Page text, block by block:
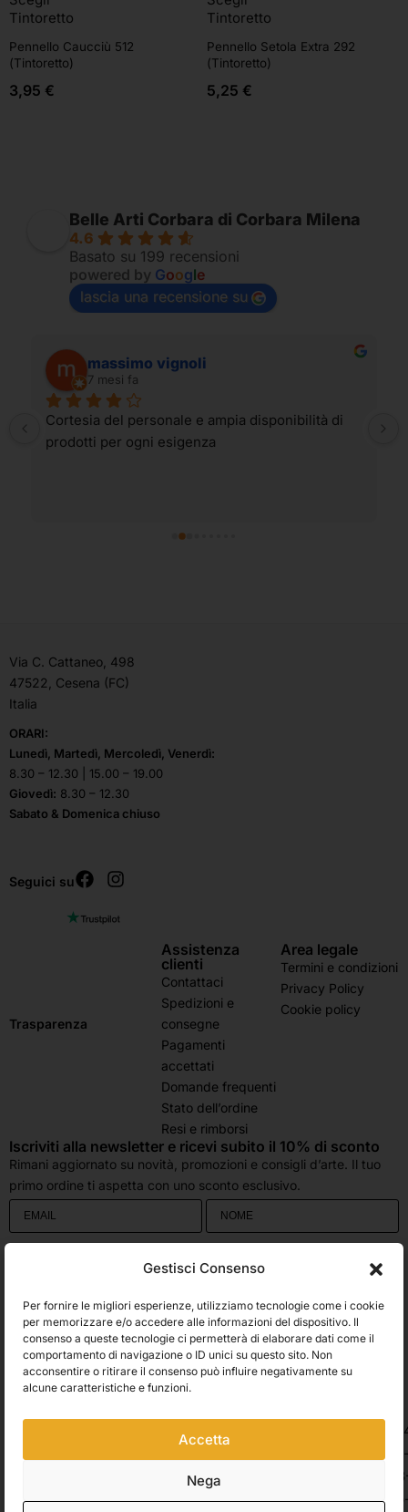
Gestisci Consenso
Per fornire le migliori esperienze, utilizziamo tecnologie come i cookie
per memorizzare e/o accedere alle informazioni del dispositivo. Il
consenso a queste tecnologie ci permetterà di elaborare dati come il
comportamento di navigazione o ID unici su questo sito. Non
acconsentire o ritirare il consenso può influire negativamente su
alcune caratteristiche e funzioni.
Accetta
Nega
Tintoretto
Pennello Caucciù 512
(Tintoretto)
3,95 €
Tintoretto
Pennello Setola Extra 292
(Tintoretto)
5,25 €
Belle Arti Corbara di Corbara Milena
4.6
Basato su 199 recensioni
powered by Google
lascia una recensione su
massimo vignoli
7 mesi fa
Cortesia del personale e ampia disponibilità di
prodotti per ogni esigenza
Via C. Cattaneo, 498
47522, Cesena (FC)
Italia
ORARI:
Lunedì, Martedì, Mercoledì, Venerdì:
8.30 – 12.30 | 15.00 – 19.00
Giovedì: 8.30 – 12.30
Sabato & Domenica chiuso
Seguici su
Trasparenza
Assistenza
clienti
Contattaci
Spedizioni e
consegne
Pagamenti
accettati
Domande frequenti
Stato dell’ordine
Resi e rimborsi
Area legale
Termini e condizioni
Privacy Policy
Cookie policy
Iscriviti alla newsletter e ricevi subito il 10% di sconto
Rimani aggiornato su novità, promozioni e consigli d’arte. Il tuo
primo ordine ti aspetta con uno sconto esclusivo.
accetti che i dati personali da te forniti vengano trasferiti a Brevo per il
Accetto le condizioni generali e di ricevere le Newsletters.
ISCRIVITI
Spedizioni